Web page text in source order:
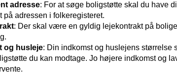
adresse: For at søge boligstøtte skal du have
på adressen i folkeregisteret.
: Der skal være en gyldig lejekontrakt på
og husleje: Din indkomst og huslejens
du kan modtage. Jo højere indkomst og